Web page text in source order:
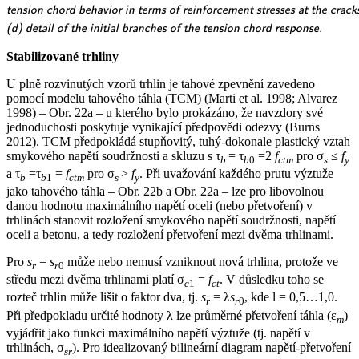
for stabilized cracking with
distribution of bond shear,}}}
strains between cracks,
considering average crack
assumption}}}
non-stabilized cracking with
distribution of bond shear and
the crack; (c) resulting}}}
\textsf{\textit{\footnotesize{tension
chord behavior in terms of
and average strains for European
B500B steel;}}}
tension chord behavior in terms of reinforcement stresses at the
\textsf{\textit{\footnotesize{(d)
the tension chord response.}}}
(d) detail of the initial branches of the tension chord response.
Stabilizované trhliny
U plně rozvinutých vzorů trhlin je tahové zpevnění zavedeno
pomocí modelu tahového táhla (TCM) (Marti et al. 1998; Alvarez
1998) – Obr. 22a – u kterého bylo prokázáno, že navzdory své
jednoduchosti poskytuje vynikající předpovědi odezvy (Burns
2012). TCM předpokládá stupňovitý, tuhý-dokonale plastický vztah
smykového napětí soudržnosti a skluzu s τb = τb0 =2 fctm pro σs ≤ fy
a τb =τb1 = fctm pro σs > fy. Při uvažování každého prutu výztuže
jako tahového táhla ­– Obr. 22b a Obr. 22a – lze pro libovolnou
danou hodnotu maximálního napětí oceli (nebo přetvoření) v
trhlinách stanovit rozložení smykového napětí soudržnosti, napětí
oceli a betonu, a tedy rozložení přetvoření mezi dvěma trhlinami.
Pro sr = sr0 může nebo nemusí vzniknout nová trhlina, protože ve
středu mezi dvěma trhlinami platí σc1 = fct. V důsledku toho se
rozteč trhlin může lišit o faktor dva, tj. sr = λsr0, kde l = 0,5…1,0.
Při předpokladu určité hodnoty λ lze průměrné přetvoření táhla (εm)
vyjádřit jako funkci maximálního napětí výztuže (tj. napětí v
trhlinách, σsr). Pro idealizovaný bilineární diagram napětí-přetvoření